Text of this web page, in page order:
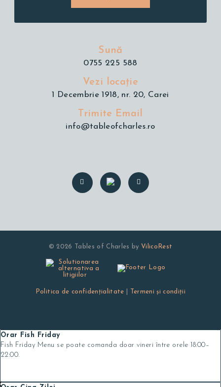
Sună
0755 225 588
Vezi locație
1 Decembrie 1918, nr. 20, Carei
Trimite Email
info@tableofcharles.ro
© 2026 Tables of Charles by VilicoRest
Politica de confidenţialitate Termeni și condiţii
Orar Fish Friday
Fish Friday Menu se poate comanda doar vineri între orele 18:00–
22:00.